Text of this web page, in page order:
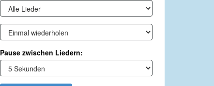
Pause zwischen Liedern: